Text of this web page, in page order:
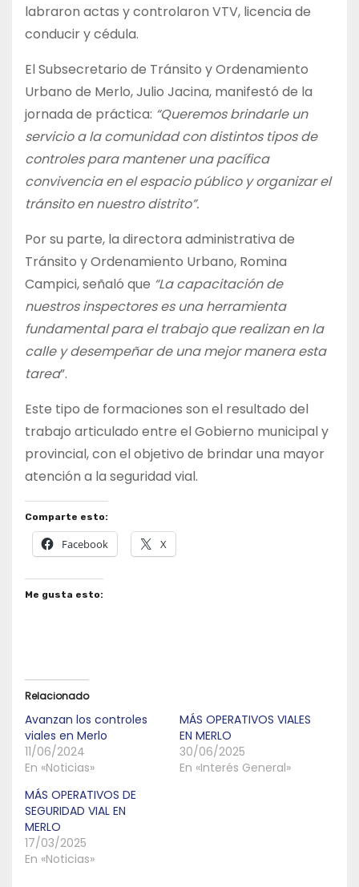
labraron actas y controlaron VTV, licencia de
conducir y cédula.
El Subsecretario de Tránsito y Ordenamiento
Urbano de Merlo, Julio Jacina, manifestó de la
jornada de práctica: “Queremos brindarle un
servicio a la comunidad con distintos tipos de
controles para mantener una pacífica
convivencia en el espacio público y organizar el
tránsito en nuestro distrito”.
Por su parte, la directora administrativa de
Tránsito y Ordenamiento Urbano, Romina
Campici, señaló que “La capacitación de
nuestros inspectores es una herramienta
fundamental para el trabajo que realizan en la
calle y desempeñar de una mejor manera esta
tarea”.
Este tipo de formaciones son el resultado del
trabajo articulado entre el Gobierno municipal y
provincial, con el objetivo de brindar una mayor
atención a la seguridad vial.
Comparte esto:
Facebook X
Me gusta esto:
Relacionado
Avanzan los controles
viales en Merlo
11/06/2024
En «Noticias»
MÁS OPERATIVOS VIALES
EN MERLO
30/06/2025
En «Interés General»
MÁS OPERATIVOS DE
SEGURIDAD VIAL EN
MERLO
17/03/2025
En «Noticias»